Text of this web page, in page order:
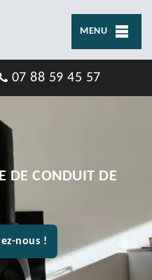
MENU
07 88 59 45 57
DE CONDUIT DE
nous !